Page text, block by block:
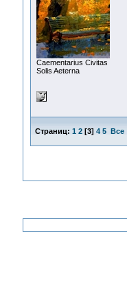
Сaementarius Civitas
Solis Aeterna
Страниц: 1 2[3] 4 5 Все